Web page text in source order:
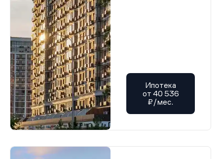
Ипотека
от 40 536
₽/мес.